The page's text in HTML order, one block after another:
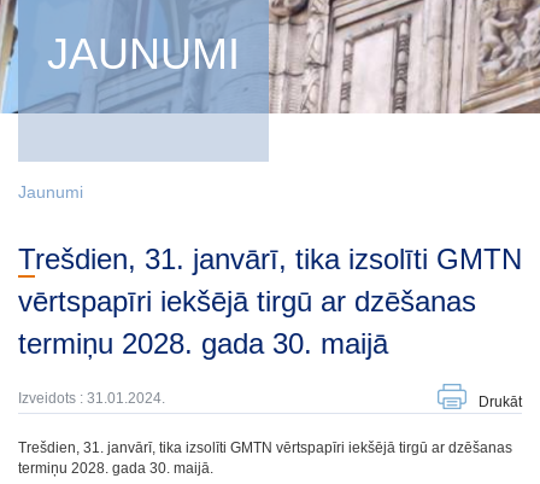
JAUNUMI
Jaunumi
Trešdien, 31. janvārī, tika izsolīti GMTN
vērtspapīri iekšējā tirgū ar dzēšanas
termiņu 2028. gada 30. maijā
Izveidots : 31.01.2024. Drukāt
Trešdien, 31. janvārī, tika izsolīti GMTN vērtspapīri iekšējā tirgū ar dzēšanas
termiņu 2028. gada 30. maijā.